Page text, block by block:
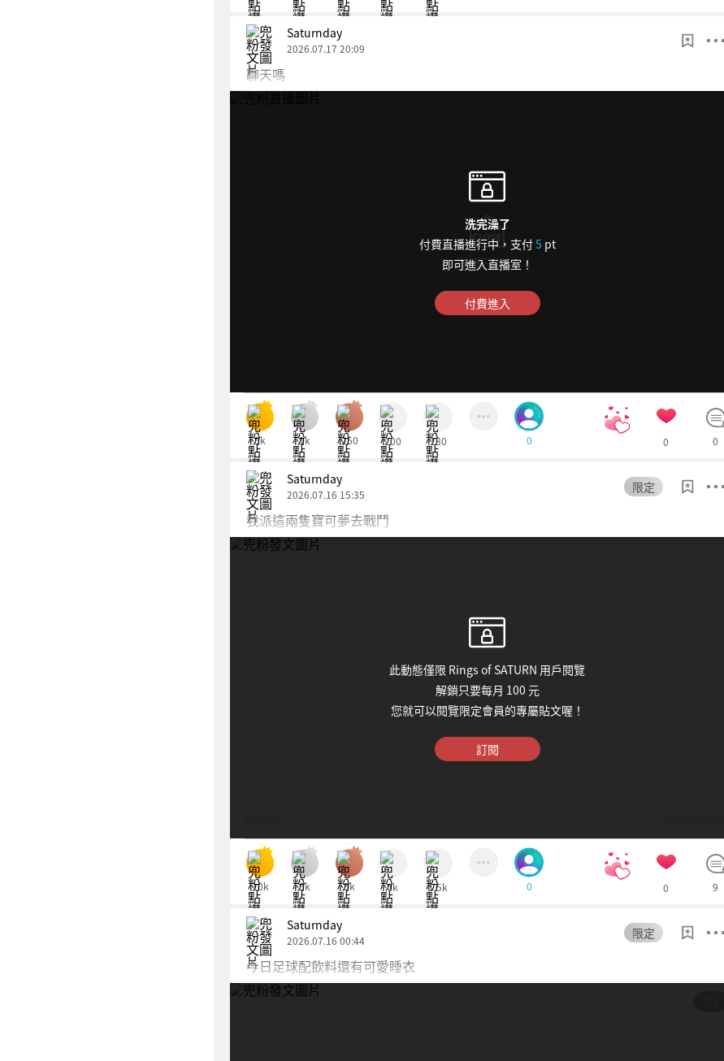
心花怒放
想讓偶像第一眼就看見您嗎？
確認購買
忍痛拒絕
Saturnday
2026.07.17 20:09
聊天嗎
洗完澡了
付費直播進行中，支付5 pt
即可進入直播室！
付費進入
直播已結束
5k 1k 250 200 180 0 0 0
Saturnday
2026.07.16 15:35 限定
我派這兩隻寶可夢去戰鬥
此動態僅限 Rings of SATURN 用戶閱覽
解鎖只要每月 100 元
您就可以閱覽限定會員的專屬貼文喔！
訂閱
10k 5k 5k 4k 1.5k 0 0 9
Saturnday
2026.07.16 00:44 限定
今日足球配飲料還有可愛睡衣